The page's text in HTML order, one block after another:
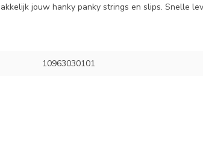
jouw hanky panky strings en slips. Snelle
10963030101